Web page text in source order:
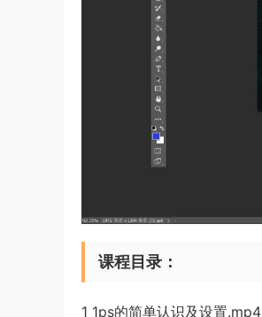
课程目录：
1_1ps的简单认识及设置.mp4